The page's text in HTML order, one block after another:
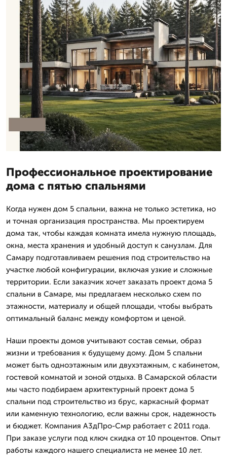
Профессиональное проектирование
дома с пятью спальнями
Когда нужен дом 5 спальни, важна не только эстетика, но
и точная организация пространства. Мы проектируем
дома так, чтобы каждая комната имела нужную площадь,
окна, места хранения и удобный доступ к санузлам. Для
Самару подготавливаем решения под строительство на
участке любой конфигурации, включая узкие и сложные
территории. Если заказчик хочет заказать проект дома 5
спальни в Самаре, мы предлагаем несколько схем по
этажности, материалу и общей площади, чтобы выбрать
оптимальный баланс между комфортом и ценой.
Наши проекты домов учитывают состав семьи, образ
жизни и требования к будущему дому. Дом 5 спальни
может быть одноэтажным или двухэтажным, с кабинетом,
гостевой комнатой и зоной отдыха. В Самарской области
мы часто подбираем архитектурный проект дома 5
спальни под строительство из брус, каркасный формат
или каменную технологию, если важны срок, надежность
и бюджет. Компания А3дПро-Смр работает с 2011 года.
При заказе услуги под ключ скидка от 10 процентов. Опыт
работы каждого нашего специалиста не менее 10 лет.